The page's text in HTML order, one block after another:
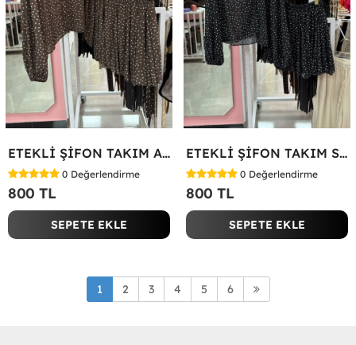
ETEKLİ ŞİFON TAKIM Acı Kahve
0 Değerlendirme
800 TL
SEPETE EKLE
ETEKLİ ŞİFON TAKIM Siyah
0 Değerlendirme
800 TL
SEPETE EKLE
1 2 3 4 5 6